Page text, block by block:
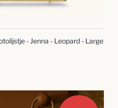
- Jenna - Leopard - Large